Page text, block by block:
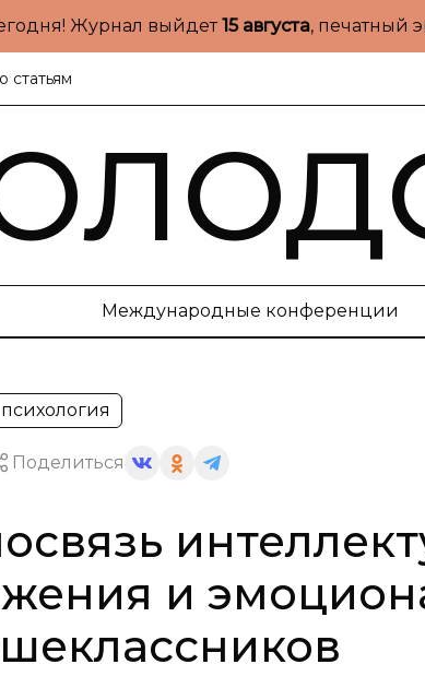
Журнал выйдет15 августа, печатный
Международные конференции
Поделиться
и